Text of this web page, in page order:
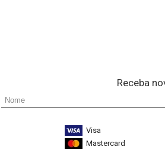
Receba
Visa
Mastercard